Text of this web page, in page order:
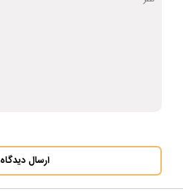
ارسال دیدگاه